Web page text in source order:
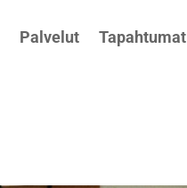
Palvelut Tapahtumat